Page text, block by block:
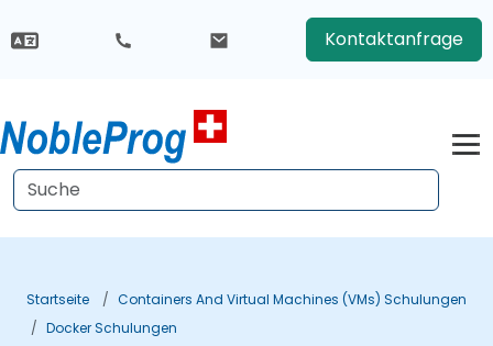
Kontaktanfrage
Startseite
Containers And Virtual Machines (VMs) Schulungen
Docker Schulungen